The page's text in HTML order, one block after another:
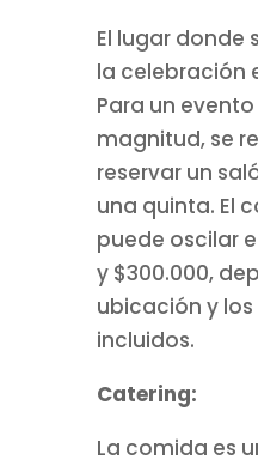
El lugar donde
la celebración
Para un
magnitud, se
reservar un
una quinta. El
puede oscilar
y $300.000,
ubicación y los
incluidos.
Catering:
La comida es